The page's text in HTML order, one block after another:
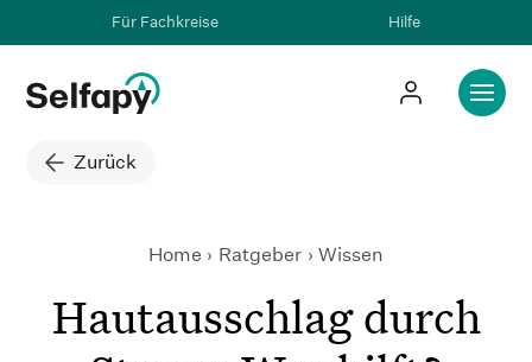
Für Fachkreise Hilfe
Zurück
Home Ratgeber Wissen
Hautausschlag durch Stress:
Hautausschlag durch